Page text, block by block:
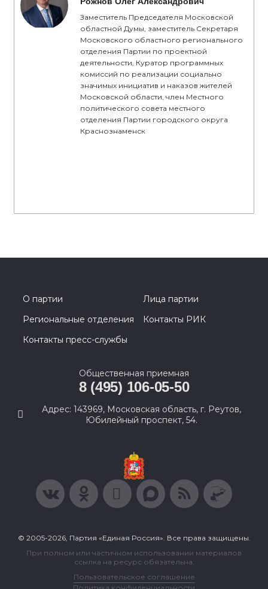
Заместитель Председателя Московской
областной Думы, заместитель Секретаря
Московского областного регионального
отделения Партии по проектной
деятельности, Куратор программных
комиссий по реализации социально
значимых инициатив и наказов жителей
Московской области, член Местного
политического совета местного
отделения Партии городского округа
Краснознаменск
О партии
Лица партии
Региональные отделения
Контакты РИК
Контакты пресс-службы
Общественная приемная
8 (495) 106-05-50
Адрес: 143969, Московская область, г. Реутов,
Юбилейный проспект, 54.
© 2005-2026, Партия «Единая Россия». Все права защищены.
При полном или частичном использовании материалов
ссылка на ресурс обязательна.
Пользовательское соглашение